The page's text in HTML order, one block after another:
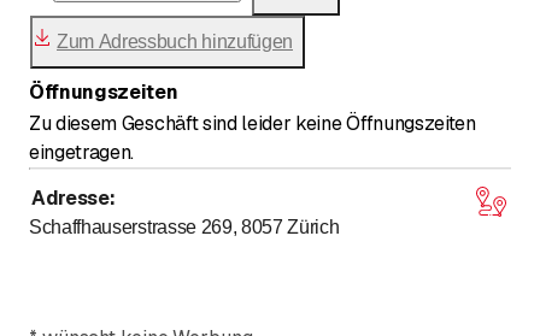
Zum Adressbuch hinzufügen
Öffnungszeiten
Zu diesem Geschäft sind leider keine Öffnungszeiten
eingetragen.
Adresse:
Schaffhauserstrasse 269, 8057 Zürich